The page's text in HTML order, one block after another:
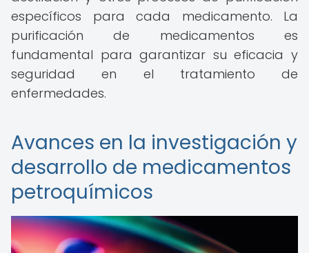
específicos para cada medicamento. La
purificación de medicamentos es
fundamental para garantizar su eficacia y
seguridad en el tratamiento de
enfermedades.
Avances en la investigación y
desarrollo de medicamentos
petroquímicos